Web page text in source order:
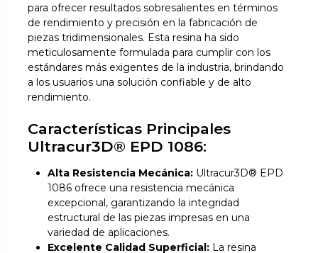
para ofrecer resultados sobresalientes en términos
de rendimiento y precisión en la fabricación de
piezas tridimensionales. Esta resina ha sido
meticulosamente formulada para cumplir con los
estándares más exigentes de la industria, brindando
a los usuarios una solución confiable y de alto
rendimiento.
Características Principales
Ultracur3D® EPD 1086:
Alta Resistencia Mecánica: Ultracur3D® EPD
1086 ofrece una resistencia mecánica
excepcional, garantizando la integridad
estructural de las piezas impresas en una
variedad de aplicaciones.
Excelente Calidad Superficial: La resina